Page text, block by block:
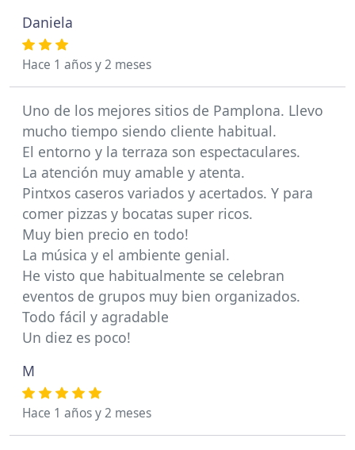
Daniela
Hace 1 años y 2 meses
Uno de los mejores sitios de Pamplona. Llevo
mucho tiempo siendo cliente habitual.
El entorno y la terraza son espectaculares.
La atención muy amable y atenta.
Pintxos caseros variados y acertados. Y para
comer pizzas y bocatas super ricos.
Muy bien precio en todo!
La música y el ambiente genial.
He visto que habitualmente se celebran
eventos de grupos muy bien organizados.
Todo fácil y agradable
Un diez es poco!
M
Hace 1 años y 2 meses